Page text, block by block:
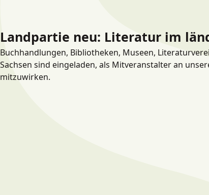
Landpartie neu: Literatur im
Buchhandlungen, Bibliotheken, Museen,
Sachsen sind eingeladen, als Mitveranstalter an
mitzuwirken.